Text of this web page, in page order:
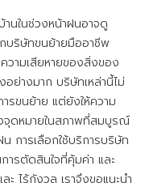
านในช่วงหน้าฝนอาจดู
บริษัทขนย้ายมืออาชีพ
ามเสียหายของสิ่งของ
ย่างมาก บริษัทเหล่านี้ไม่
รขนย้าย แต่ยังให้ความ
จุดหมายในสภาพที่สมบูรณ์
การเลือกใช้บริการบริษัท
ารตัดสินใจที่คุ้มค่า และ
ไร้กังวล เราจึงขอแนะนำ